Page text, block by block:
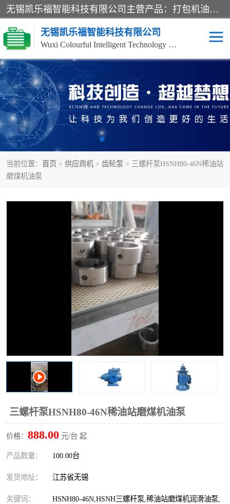
无锡凯乐福智能科技有限公司主营产品：打包机油泵、风冷式油冷却器、液压阀、液压泵、冷却器、过滤器及气动元器件。公司主导生产齿轮泵、齿轮马达、液压阀等产品。共计100多个系列、3000余种规格。覆盖了液压系统的动力元件、控制元件和执行元件，具备较强的成套供货、服务能力。
无锡凯乐福智能科技有限公司
Wuxi Colourful Intelligent Technology Co., Ltd
当前位置： 首页 > 供应商机 > 齿轮泵 > 三螺杆泵HSNH80-46N稀油站
磨煤机油泵
三螺杆泵HSNH80-46N稀油站磨煤机油泵
价格： 888.00 元/台 起
产品数量： 100.00台
发货地址： 江苏省无锡
关键词：
HSNH80-46N,HSNH三螺杆泵,稀油站磨煤机润滑油泵,
齿轮泵 机床冷却泵
风冷式油冷却器 叶片泵
液压马达
柱塞泵 方向阀
电机
列管式油冷却器